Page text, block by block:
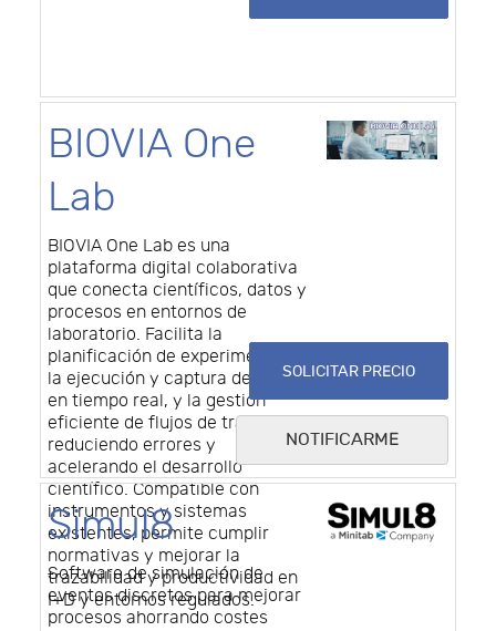
BIOVIA One
Lab
BIOVIA One Lab es una
plataforma digital colaborativa
que conecta científicos, datos y
procesos en entornos de
laboratorio. Facilita la
planificación de experimentos,
la ejecución y captura de datos
en tiempo real, y la gestión
eficiente de flujos de trabajo,
reduciendo errores y
acelerando el desarrollo
científico. Compatible con
instrumentos y sistemas
existentes, permite cumplir
normativas y mejorar la
trazabilidad y productividad en
I+D y entornos regulados.
SOLICITAR PRECIO
NOTIFICARME
Simul8
Software de simulación de
eventos discretos para mejorar
procesos ahorrando costes